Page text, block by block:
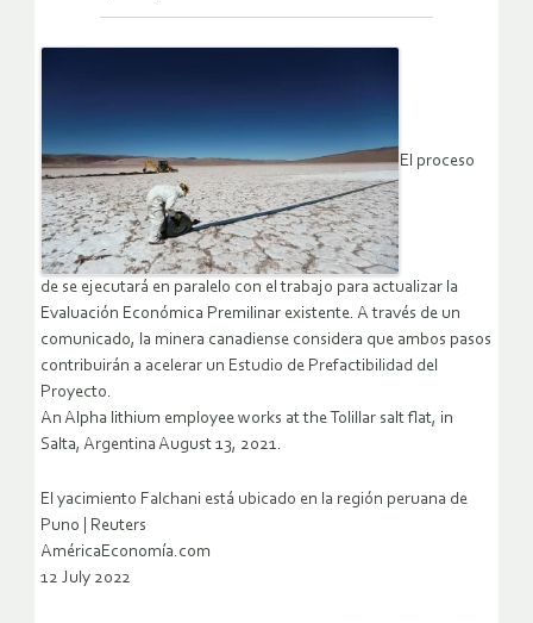
El proceso
de se ejecutará en paralelo con el trabajo para actualizar la
Evaluación Económica Premilinar existente. A través de un
comunicado, la minera canadiense considera que ambos pasos
contribuirán a acelerar un Estudio de Prefactibilidad del
Proyecto.
An Alpha lithium employee works at the Tolillar salt flat, in
Salta, Argentina August 13, 2021.
El yacimiento Falchani está ubicado en la región peruana de
Puno | Reuters
AméricaEconomía.com
12 July 2022